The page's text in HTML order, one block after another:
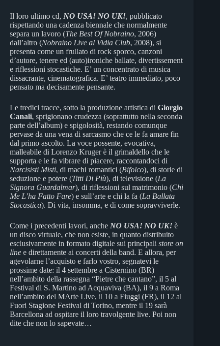
Il loro ultimo cd, NO USA! NO UK!, pubblicato
rispettando una cadenza biennale che normalmente
separa un lavoro (The Best Of Nobraino, 2006)
dall’altro (Nobraino Live al Vidia Club, 2008), si
presenta come un frullato di rock sporco, canzoni
d’autore, tenere ed (auto)ironiche ballate, divertissement
e riflessioni stocastiche. E’ un concentrato di musica
dissacrante, cinematografica. E’ teatro immediato, poco
pensato ma decisamente pensante.
Le tredici tracce, sotto la produzione artistica di Giorgio
Canali, sprigionano crudezza (soprattutto nella seconda
parte dell’album) e spigolosità, restando comunque
pervase da una vena di sarcasmo che ce le fa amare fin
dal primo ascolto. La voce possente, evocativa,
malleabile di Lorenzo Kruger è il grimaldello che le
supporta e le fa vibrare di piacere, raccontandoci di
Narcisisti Misti, di machi romantici (Bifolco), di storie di
seduzione e potere (Titti Di Più), di televisione (La
Signora Guardalmar), di riflessioni sul matrimonio (Chi
Me L’ha Fatto Fare) e sull’arte e chi la fa (La Ballata
Stocastica). Di vita, insomma, e di come sopravviverle.
Come i precedenti lavori, anche NO USA! NO UK! è
un disco virtuale, che non esiste, in quanto distribuito
esclusivamente in formato digitale sui principali store on
line e direttamente ai concerti della band. E allora, per
agevolarne l’acquisto e farlo vostro, segnatevi le
prossime date: il 4 settembre a Cisternino (BR)
nell’ambito della rassegna “Pietre che cantano”, il 5 al
Festival di S. Martino ad Acquaviva (BA), il 9 a Roma
nell’ambito del MArte Live, il 10 a Fiuggi (FR), il 12 al
Fuori Stagione Festival di Torino, mentre il 19 sarà
Barcellona ad ospitare il loro travolgente live. Poi non
dite che non lo sapevate…